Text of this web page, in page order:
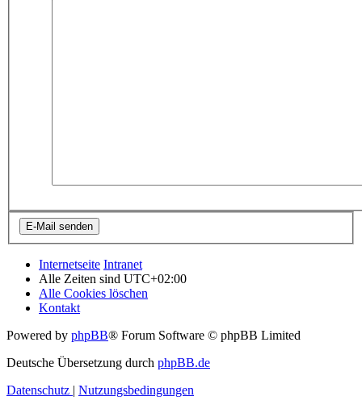
Internetseite Intranet
Alle Zeiten sind UTC+02:00
Alle Cookies löschen
Kontakt
Powered by phpBB® Forum Software © phpBB Limited
Deutsche Übersetzung durch phpBB.de
Datenschutz | Nutzungsbedingungen